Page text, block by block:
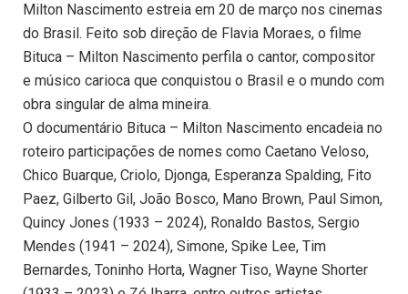
Milton Nascimento estreia em 20 de março nos cinemas
do Brasil. Feito sob direção de Flavia Moraes, o filme
Bituca – Milton Nascimento perfila o cantor, compositor
e músico carioca que conquistou o Brasil e o mundo com
obra singular de alma mineira.
O documentário Bituca – Milton Nascimento encadeia no
roteiro participações de nomes como Caetano Veloso,
Chico Buarque, Criolo, Djonga, Esperanza Spalding, Fito
Paez, Gilberto Gil, João Bosco, Mano Brown, Paul Simon,
Quincy Jones (1933 – 2024), Ronaldo Bastos, Sergio
Mendes (1941 – 2024), Simone, Spike Lee, Tim
Bernardes, Toninho Horta, Wagner Tiso, Wayne Shorter